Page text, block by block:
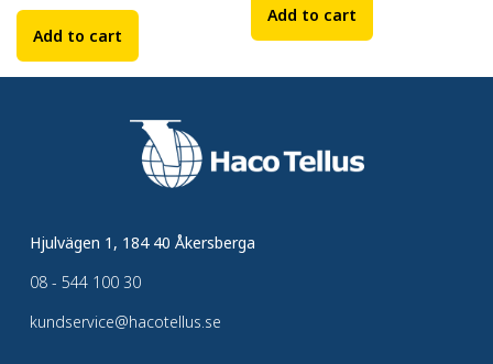
Add to cart
Add to cart
Hjulvägen 1, 184 40 Åkersberga
08 - 544 100 30
kundservice@hacotellus.se